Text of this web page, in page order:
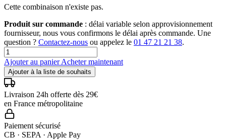
Cette combinaison n'existe pas.
Produit sur commande : délai variable selon approvisionnement
fournisseur, nous vous confirmons le délai après commande. Une
question ? Contactez-nous ou appelez le 01 47 21 21 38.
Ajouter au panierAcheter maintenant
Ajouter à la liste de souhaits
Livraison 24h offerte dès 29€
en France métropolitaine
Paiement sécurisé
CB · SEPA · Apple Pay